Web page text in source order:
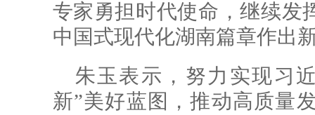
专家勇担时代使命，继续发
中国式现代化湖南篇章作出
朱玉表示，努力实现习
新”美好蓝图，推动高质量